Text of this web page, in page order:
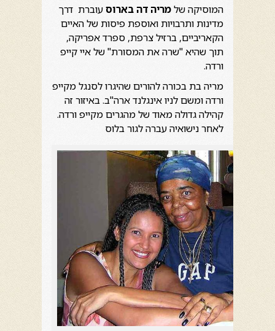
המוסיקה שלמריה דה בארוסעוברת דרך
מדינות ותרבויות ואוספת פיסות של האיים
הקאריביים, ברזיל צרפת, ספרד אפריקה,
תוך שהיא "שרה את המסורת" של איי קייפ
ורדה.
מריה בת בכורה להורים שהיגרו לסנגל מקייפ
ורדה ומשם לניו אינגלנד ארה"ב. באיזור זה
קהילה גדולה מאוד של מהגרים מקייפ ורדה.
לאחר נישואיה עברה לגור בלוס